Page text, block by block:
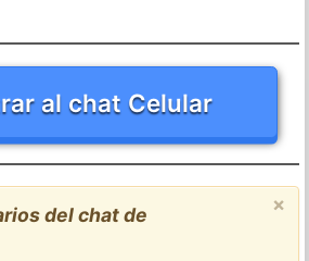
al chat Celular
×
del chat de